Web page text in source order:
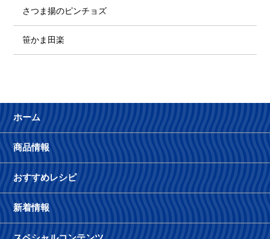
さつま揚のピンチョズ
笹かま田楽
ホーム
商品情報
おすすめレシピ
新着情報